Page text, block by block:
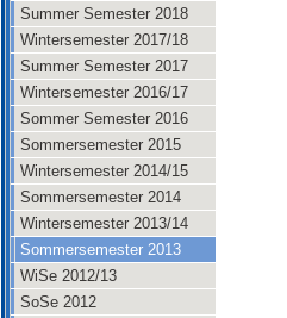
Summer Semester 2018
Wintersemester 2017/18
Summer Semester 2017
Wintersemester 2016/17
Sommer Semester 2016
Sommersemester 2015
Wintersemester 2014/15
Sommersemester 2014
Wintersemester 2013/14
Sommersemester 2013
WiSe 2012/13
SoSe 2012